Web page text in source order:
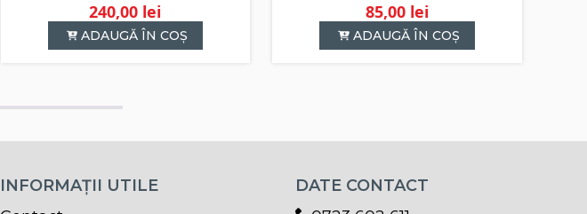
240,00 lei
ADAUGĂ ÎN COȘ
85,00 lei
ADAUGĂ ÎN COȘ
INFORMAȚII UTILE
DATE CONTACT